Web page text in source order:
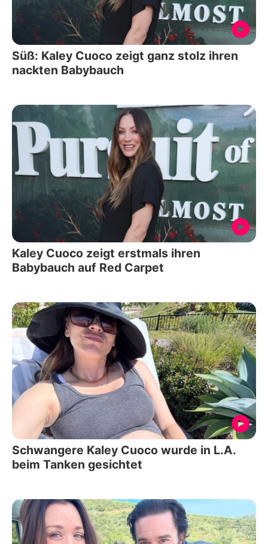
Süß: Kaley Cuoco zeigt ganz stolz ihren
nackten Babybauch
Kaley Cuoco zeigt erstmals ihren
Babybauch auf Red Carpet
Schwangere Kaley Cuoco wurde in L.A.
beim Tanken gesichtet